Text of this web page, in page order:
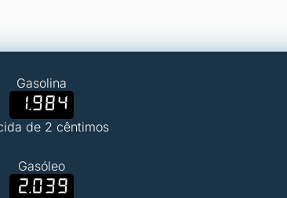
Gasolina
1.984
de 2 cêntimos
Gasóleo
2.039